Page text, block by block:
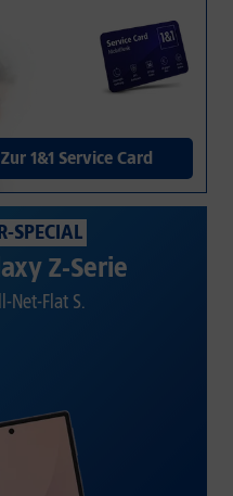
Zur 1&1 Service Card
SPECIAL
Z-Serie
Net-Flat S.